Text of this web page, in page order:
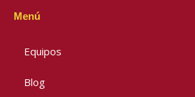
Menú
Equipos
Blog